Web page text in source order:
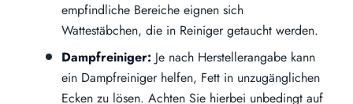
empfindliche Bereiche eignen sich
Wattestäbchen, die in Reiniger getaucht werden.
Dampfreiniger: Je nach Herstellerangabe kann
ein Dampfreiniger helfen, Fett in unzugänglichen
Ecken zu lösen. Achten Sie hierbei unbedingt auf